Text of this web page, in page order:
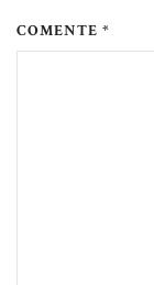
COMENTE *